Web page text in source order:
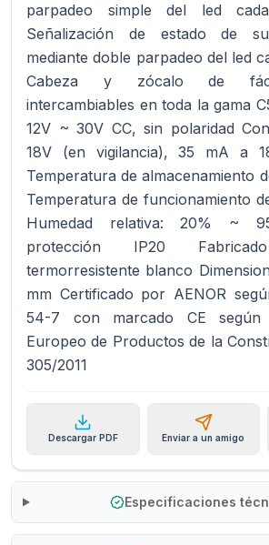
parpadeo simple del led
Señalización de estado de
mediante doble parpadeo del led
Cabeza y zócalo de
intercambiables en toda la gama
12V ~ 30V CC, sin polaridad
18V (en vigilancia), 35 mA a
Temperatura de almacenamiento
Temperatura de funcionamiento
Humedad relativa: 20% ~
protección IP20
termorresistente blanco
mm Certificado por AENOR
54-7 con marcado CE según
Europeo de Productos de la
305/2011
Descargar PDF Enviar a un amigo
Especificaciones